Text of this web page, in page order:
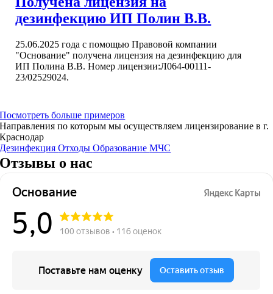
дезинфекцию ИП Полин В.В.
25.06.2025 года с помощью Правовой компании
"Основание" получена лицензия на дезинфекцию для
ИП Полина В.В. Номер лицензии:Л064-00111-
23/02529024.
Посмотреть больше примеров
Направления по которым мы осуществляем лицензирование в г.
Краснодар
ДезинфекцияОтходыОбразованиеМЧС
Отзывы о нас